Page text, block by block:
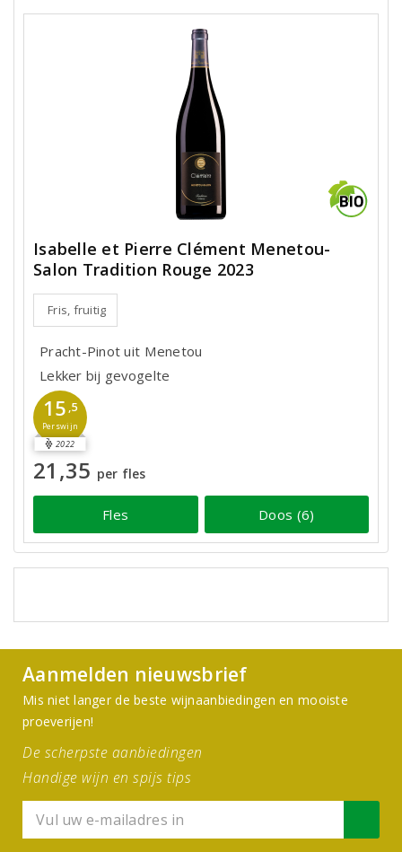
Isabelle et Pierre Clément Menetou-
Salon Tradition Rouge 2023
Fris, fruitig
Pracht-Pinot uit Menetou
Lekker bij gevogelte
15 ,5
Perswijn
2022
21,35 per fles
Fles Doos (6)
Aanmelden nieuwsbrief
Mis niet langer de beste wijnaanbiedingen en mooiste
proeverijen!
De scherpste aanbiedingen
Handige wijn en spijs tips